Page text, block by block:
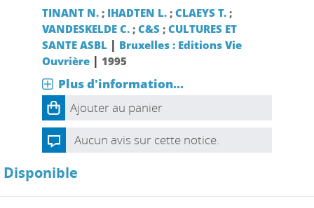
TINANT N.; IHADTEN L.; CLAEYS T.;
VANDESKELDE C.; C&S; CULTURES ET
SANTE ASBL | Bruxelles : Editions Vie
Ouvrière| 1995
Plus d'information...
Ajouter au panier
Aucun avis sur cette notice.
Disponible